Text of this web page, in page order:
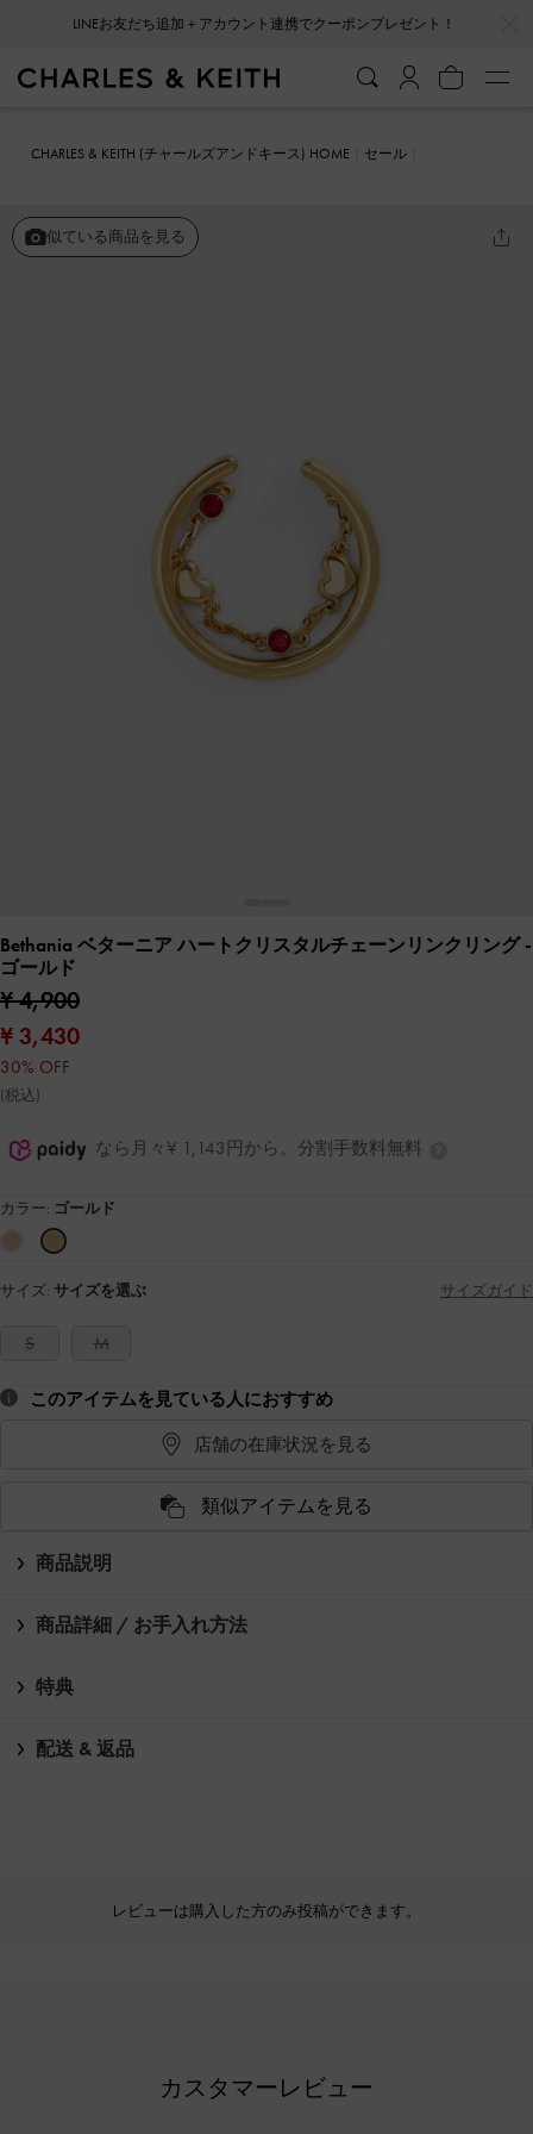
LINEお友だち追加＋アカウント連携でクーポンプレゼント！
CHARLES & KEITH (チャールズアンドキース) HOME
セール
似ている商品を見る
Bethania ベターニア ハートクリスタルチェーンリンクリング-
ゴールド
¥ 4,900
¥ 3,430
30% OFF
(税込)
なら月々¥ 1,143円から。分割手数料無料
カラー: ゴールド
サイズ: サイズを選ぶ サイズガイド
S M
このアイテムを見ている人におすすめ
店舗の在庫状況を見る
類似アイテムを見る
商品説明
商品詳細 / お手入れ方法
特典
配送 & 返品
レビューは購入した方のみ投稿ができます。
カスタマーレビュー